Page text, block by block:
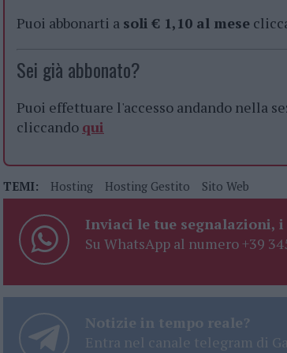
Puoi abbonarti a soli € 1,10 al mese
Sei già abbonato?
Puoi effettuare l'accesso andando nella
cliccando qui
TEMI: Hosting Hosting Gestito Sito Web
Inviaci le tue segnalazioni,
Su WhatsApp al numero +39
Notizie in tempo reale?
Entra nel canale telegram di